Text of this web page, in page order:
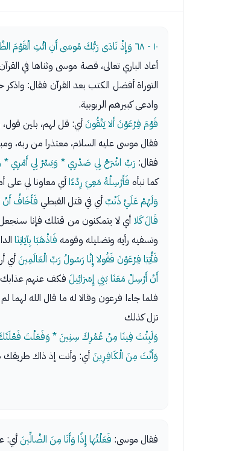
١٠ - ٦٨ وَإِذْ نَادَى رَبُّكَ مُوسَى أَنِ ائْتِ الْقَوْمَ
أعاد الباري تعالى، قصة موسى وثناها في
التوراة أفضل الكتب بعد القرآن فقال:
وادعى كبيرهم الربوبية.
قَوْمَ فِرْعَوْنَ أَلا يَتَّقُونَأي: قل لهم، بلين
فقال موسى عليه السلام، معتذرا من ربه،
فقال: رَبِّ اشْرَحْ لِي صَدْرِي * وَيَسِّرْ لِي أَمْرِي *
كما نبأه فَأَرْسِلْهُ مَعِيَ رِدْءًاأي معاونا لي على
وَلَهُمْ عَلَيَّ ذَنْبٌأي في قتل القبطي فَأَخَافُ أَنْ
قَالَ كَلا أي لا يتمكنون من قتلك فإنا سنجعل
وتسفيه رأيه وتضليله وقومه فَاذْهَبَا بِآيَاتِنَا الدالة
فَأْتِيَا فِرْعَوْنَ فَقُولا إِنَّا رَسُولُ رَبِّ الْعَالَمِينَأي
أَنْ أَرْسِلْ مَعَنَا بَنِي إِسْرَائِيلَ فكف عنهم عذابك
فلما جاءا فرعون وقالا له ما قال الله
تزل كذلك
وَلَبِثْتَ فِينَا مِنْ عُمُرِكَ سِنِينَ * وَفَعَلْتَ
وَأَنْتَ مِنَ الْكَافِرِينَأي: وأنت إذ ذاك طريقك
فقال موسى: فَعَلْتُهَا إِذًا وَأَنَا مِنَ الضَّالِّينَأي: